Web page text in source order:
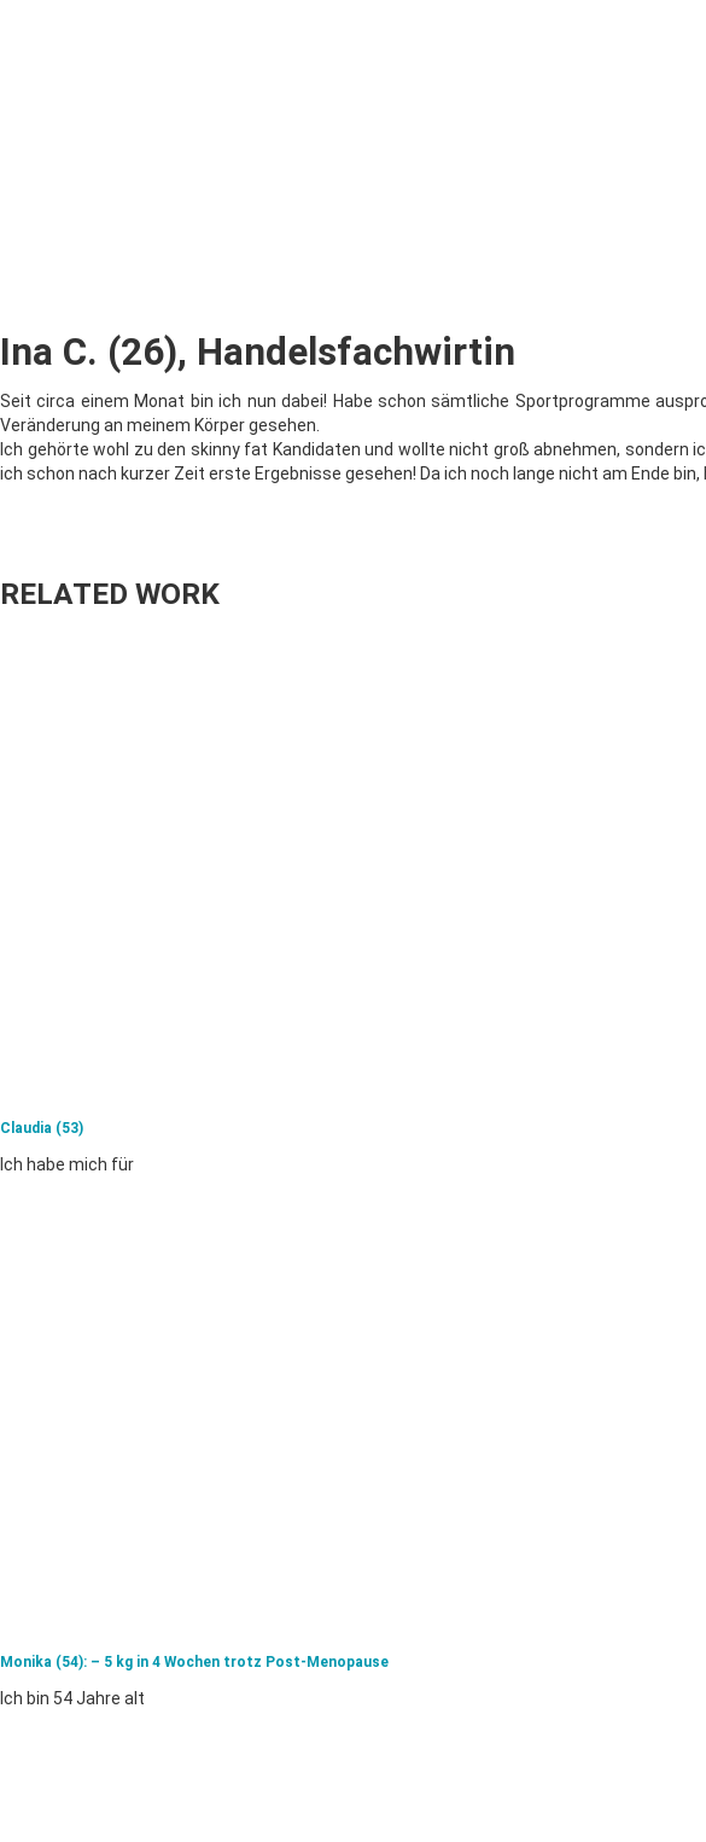
Ina C. (26), Handelsfachwirtin
Seit cir­ca ei­nem Monat bin ich nun da­bei! Habe schon sämt­li­che Sportprogramme
Veränderung an mei­nem Körper gesehen.
Ich ge­hör­te wohl zu den skin­ny fat Kandidaten und woll­te nicht groß ab­neh­men, son­dern
ich schon nach kur­zer Zeit ers­te Ergebnisse ge­se­hen! Da ich noch lan­ge nicht am Ende
RELATED WORK
Claudia (53)
Ich ha­be mich für
Monika (54): – 5 kg in 4 Wochen trotz Post-Menopause
Ich bin 54 Jahre alt